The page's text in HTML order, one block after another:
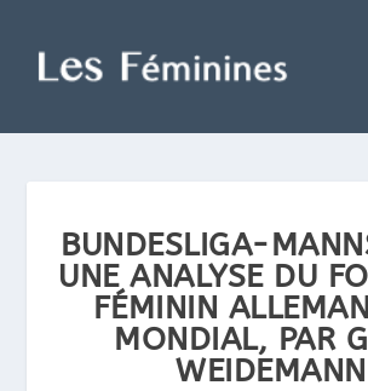
BUNDESLIGA-
UNE ANALYSE DU
FÉMININ
MONDIAL, PAR
WEIDEMANN